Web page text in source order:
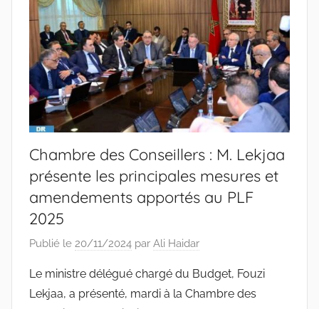
Chambre des Conseillers : M. Lekjaa
présente les principales mesures et
amendements apportés au PLF
2025
Publié le 20/11/2024 par Ali Haidar
Le ministre délégué chargé du Budget, Fouzi
Lekjaa, a présenté, mardi à la Chambre des